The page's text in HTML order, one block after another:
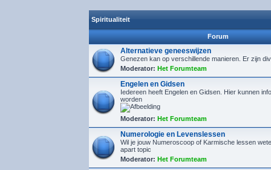
Spiritualiteit
Forum
Alternatieve geneeswijzen
Genezen kan op verschillende manieren. Er zijn
Moderator: Het Forumteam
Engelen en Gidsen
Iedereen heeft Engelen en Gidsen. Hier kunnen
worden
Moderator: Het Forumteam
Numerologie en Levenslessen
Wil je jouw Numeroscoop of Karmische lessen
apart topic
Moderator: Het Forumteam